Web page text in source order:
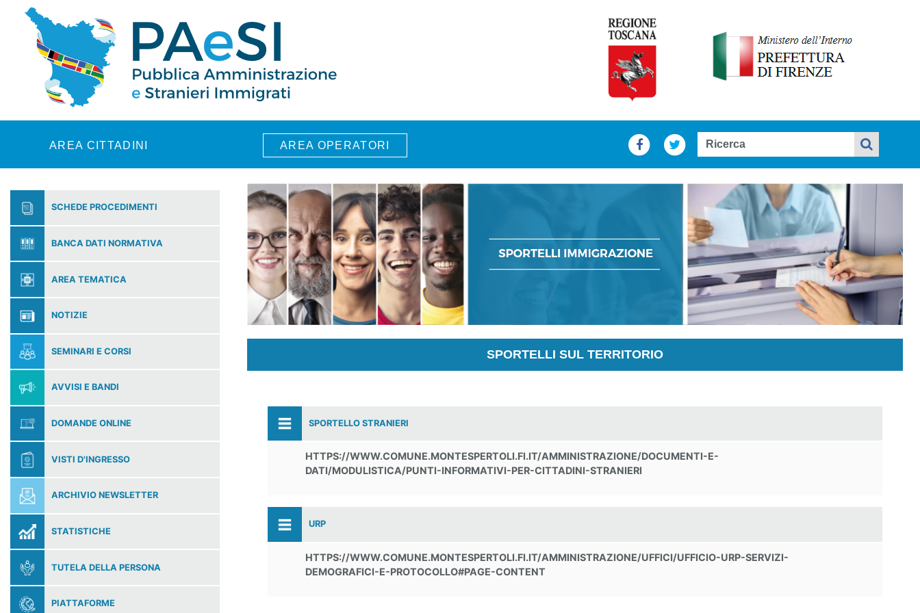
Skip to main content
AREA CITTADINI AREA OPERATORI
SCHEDE PROCEDIMENTI
BANCA DATI NORMATIVA
AREA TEMATICA
NOTIZIE
SEMINARI E CORSI
AVVISI E BANDI
DOMANDE ONLINE
VISTI D'INGRESSO
ARCHIVIO NEWSLETTER
STATISTICHE
TUTELA DELLA PERSONA
PIATTAFORME
SPORTELLI SUL TERRITORIO
SPORTELLO STRANIERI
HTTPS://WWW.COMUNE.MONTESPERTOLI.FI.IT/AMMINISTRAZIONE/DOCUMENTI-E-
DATI/MODULISTICA/PUNTI-INFORMATIVI-PER-CITTADINI-STRANIERI
URP
HTTPS://WWW.COMUNE.MONTESPERTOLI.FI.IT/AMMINISTRAZIONE/UFFICI/UFFICIO-URP-SERVIZI-
DEMOGRAFICI-E-PROTOCOLLO#PAGE-CONTENT